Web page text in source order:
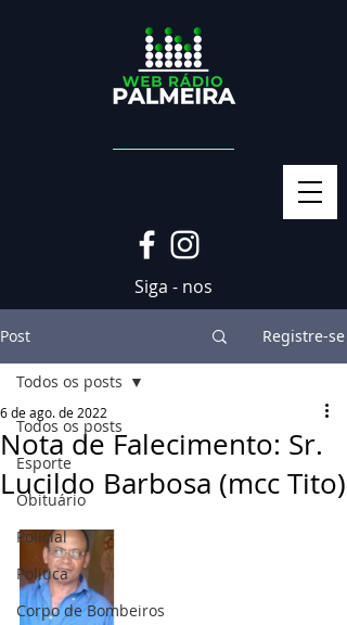
Siga - nos
Post Registre-se
Todos os posts
Esporte
Obituário
Policial
Politica
Corpo de Bombeiros
Todos os posts
Nota de Falecimento: Sr.
Lucildo Barbosa (mcc Tito)
6 de ago. de 2022